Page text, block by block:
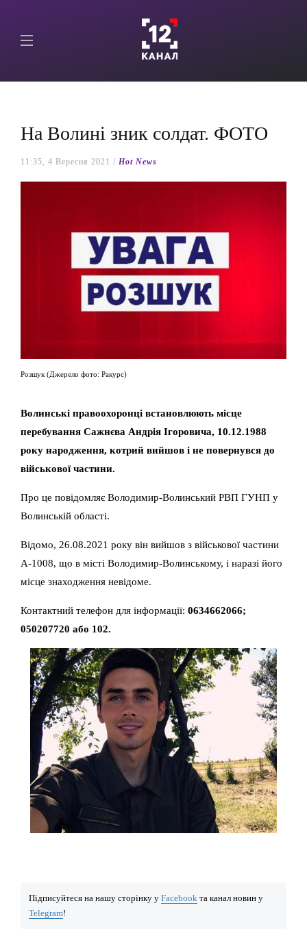
На Волині зник солдат. ФОТО
11:35, 4 Вересня 2021 / Hot News
Розшук (Джерело фото: Ракурс)
Волинські правоохоронці встановлюють місце
перебування Сажнєва Андрія Ігоровича, 10.12.1988
року народження, котрий вийшов і не повернувся до
військової частини.
Про це повідомляє Володимир-Волинський РВП ГУНП у
Волинській області.
Відомо, 26.08.2021 року він вийшов з військової частини
А-1008, що в місті Володимир-Волинському, і наразі його
місце знаходження невідоме.
Контактний телефон для інформації: 0634662066;
050207720 або 102.
Підписуйтеся на нашу сторінку у Facebook та канал новин у
Telegram!